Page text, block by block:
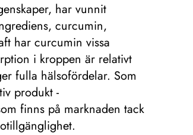
har vunnit
curcumin,
har curcumin vissa
i kroppen är relativt
fulla hälsofördelar. Som
produkt -
finns på marknaden tack